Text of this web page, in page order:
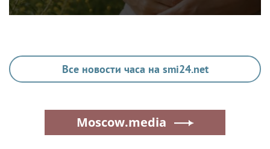
Все новости часа на smi24.net
Moscow.media